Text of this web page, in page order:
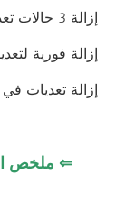
إزالة 3 حالات تعد فى المهد علي الأراضي الزراعية بالمنيا
إزالة فورية
إزالة تعديات
⇐ ملخص